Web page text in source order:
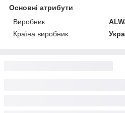
Основні атрибути
Виробник
Країна виробник